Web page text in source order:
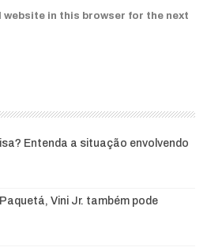
website in this browser for the next
Entenda a situação envolvendo
Vini Jr. também pode